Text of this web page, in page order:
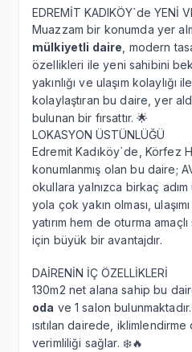
EDREMİT KADIKÖY`de YENİ
Muazzam bir konumda yer
mülkiyetli daire , modern
özellikleri ile yeni sahibini
yakınlığı ve ulaşım kolaylığı
kolaylaştıran bu daire, yer
bulunan bir fırsattır. 🌟
LOKASYON ÜSTÜNLÜĞÜ
Edremit Kadıköy`de, Körfez
konumlanmış olan bu daire;
okullara yalnızca birkaç adım
yola çok yakın olması,
yatırım hem de oturma
için büyük bir avantajdır.
DAİRENİN İÇ ÖZELLİKLERİ
130m2 net alana sahip bu
oda ve 1 salon
ısıtılan dairede,
verimliliği sağlar. ❄️🔥